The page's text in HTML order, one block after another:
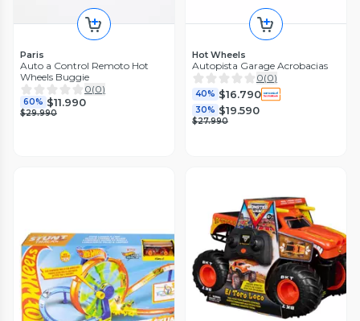
Paris
Auto a Control Remoto Hot
Wheels Buggie
0(0)
60% $11.990
$29.990
Hot Wheels
Autopista Garage Acrobacias
0(0)
40% $16.790
30% $19.590
$27.990